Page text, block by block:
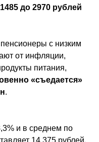
до 2970 рублей
с низким
от инфляции,
питания,
«съедается»
.
и в среднем по
14 375 рублей,